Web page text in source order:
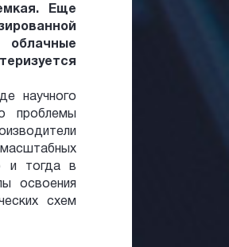
Еще
научного
проблемы
и тогда в
освоения
схем